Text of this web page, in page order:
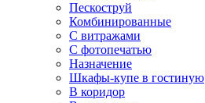
Пескоструй
Комбинированные
С витражами
С фотопечатью
Назначение
Шкафы-купе в гостиную
В коридор